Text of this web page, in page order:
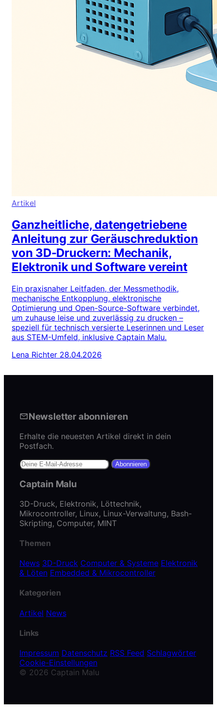
Artikel
Ganzheitliche, datengetriebene
Anleitung zur Geräuschreduktion
von 3D-Druckern: Mechanik,
Elektronik und Software vereint
Ein praxisnaher Leitfaden, der Messmethodik,
mechanische Entkopplung, elektronische
Optimierung und Open-Source-Software verbindet,
um zuhause leise und zuverlässig zu drucken –
speziell für technisch versierte Leserinnen und Leser
aus STEM-Umfeld, inklusive Captain Malu.
Lena Richter 28.04.2026
Newsletter abonnieren
Erhalte die neuesten Artikel direkt in dein
Postfach.
Abonnieren
Captain Malu
3D-Druck, Elektronik, Löttechnik,
Mikrocontroller, Linux, Linux-Verwaltung, Bash-
Skripting, Computer, MINT
Themen
News 3D-Druck Computer & Systeme Elektronik
& Löten Embedded & Mikrocontroller
Kategorien
Artikel News
Links
Impressum Datenschutz RSS Feed Schlagwörter
Cookie-Einstellungen
© 2026 Captain Malu